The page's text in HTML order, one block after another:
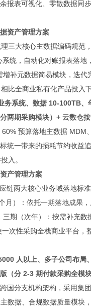
报表可视化、零散数据同
资产管理方案
三大核心主数据编码规
统，自动化对账报表落
补元数据简易模块，迭
比全商业私有化产品投入
务系统、数据 10-100TB
两期采购模块）+ 云数仓
预算落地主数据
统一带来的损耗节约收益
入。
产管理方案
链两大核心业务域落地标
月）：依托一期落地成果
期（次年）：按需补充
次性采购全栈商业平台
人以上、多子公司布
（分 2-3 期付款采购全模
国分支机构架构，采用集
数据、合规数据质量模块